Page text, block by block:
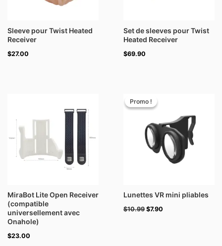
Sleeve pour Twist Heated
Receiver
$27.00
Set de sleeves pour Twist
Heated Receiver
$69.90
MiraBot Lite Open Receiver
(compatible
universellement avec
Onahole)
$23.00
Promo !
Promo !
Lunettes VR mini pliables
$10.99
initial
$10.99.
$7.90
$7.90.